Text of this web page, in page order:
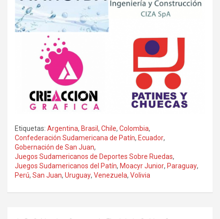
Etiquetas: Argentina, Brasil, Chile, Colombia,
Confederación Sudamericana de Patín, Ecuador,
Gobernación de San Juan,
Juegos Sudamericanos de Deportes Sobre Ruedas,
Juegos Sudamericanos del Patín, Moacyr Junior, Paraguay,
Perú, San Juan, Uruguay, Venezuela, Volivia